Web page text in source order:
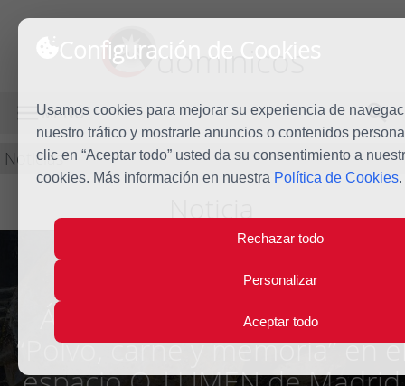
Configuración de Cookies
Usamos cookies para mejorar su experiencia de
nuestro tráfico y mostrarle anuncios o contenidos
clic en “Aceptar todo” usted da su consentimiento a
cookies. Más información en nuestra Política de Cookies.
Rechazar todo
Personalizar
Aceptar todo
dominicos
MENÚ
Noticias
Noticia
Ángeles Sacedón presenta
“Polvo, carne y memoria” en